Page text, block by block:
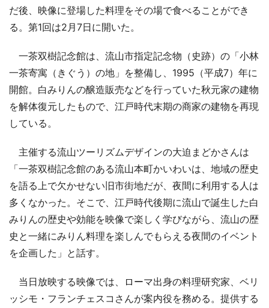
だ後、映像に登場した料理をその場で食べることができ
る。第1回は2月7日に開いた。
一茶双樹記念館は、流山市指定記念物（史跡）の「小林
一茶寄寓（きぐう）の地」を整備し、1995（平成7）年に
開館。白みりんの醸造販売などを行っていた秋元家の建物
を解体復元したもので、江戸時代末期の商家の建物を再現
している。
主催する流山ツーリズムデザインの大迫まどかさんは
「一茶双樹記念館のある流山本町かいわいは、地域の歴史
を語る上で欠かせない旧市街地だが、夜間に利用する人は
多くなかった。そこで、江戸時代後期に流山で誕生した白
みりんの歴史や効能を映像で楽しく学びながら、流山の歴
史と一緒にみりん料理を楽しんでもらえる夜間のイベント
を企画した」と話す。
当日放映する映像では、ローマ出身の料理研究家、ベリ
ッシモ・フランチェスコさんが案内役を務める。提供する